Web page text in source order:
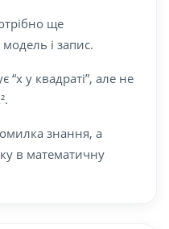
ще
і запис.
“x у квадраті”, але не
знання, а
в математичну